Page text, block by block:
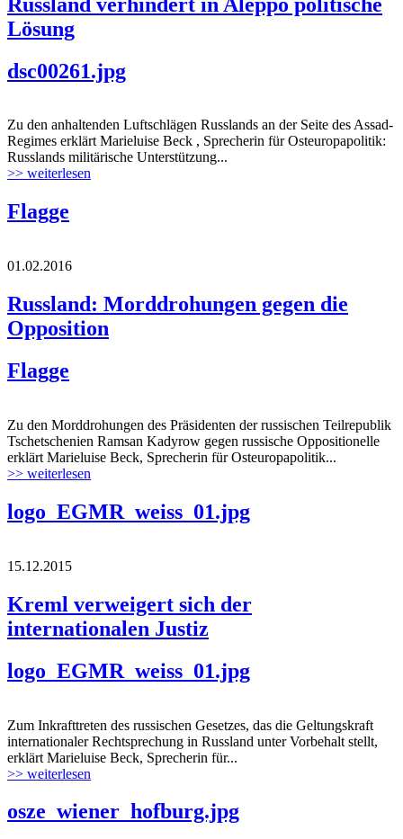
Lösung
dsc00261.jpg
Zu den anhaltenden Luftschlägen Russlands an der Seite des Assad-
Regimes erklärt Marieluise Beck , Sprecherin für Osteuropapolitik:
Russlands militärische Unterstützung...
>> weiterlesen
Flagge
01.02.2016
Russland: Morddrohungen gegen die
Opposition
Flagge
Zu den Morddrohungen des Präsidenten der russischen Teilrepublik
Tschetschenien Ramsan Kadyrow gegen russische Oppositionelle
erklärt Marieluise Beck, Sprecherin für Osteuropapolitik...
>> weiterlesen
logo_EGMR_weiss_01.jpg
15.12.2015
Kreml verweigert sich der
internationalen Justiz
logo_EGMR_weiss_01.jpg
Zum Inkrafttreten des russischen Gesetzes, das die Geltungskraft
internationaler Rechtsprechung in Russland unter Vorbehalt stellt,
erklärt Marieluise Beck, Sprecherin für...
>> weiterlesen
osze_wiener_hofburg.jpg